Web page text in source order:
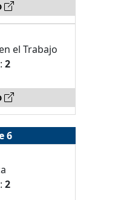
el Trabajo
2
6
2